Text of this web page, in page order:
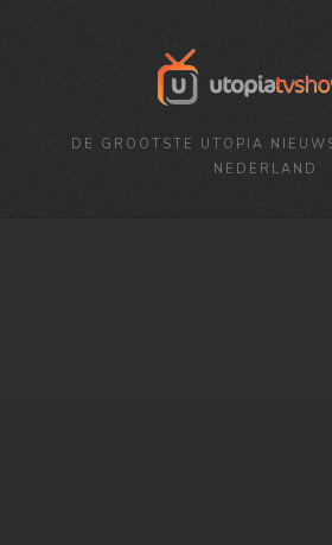
DE GROOTSTE UTOPIA
NEDERLAND